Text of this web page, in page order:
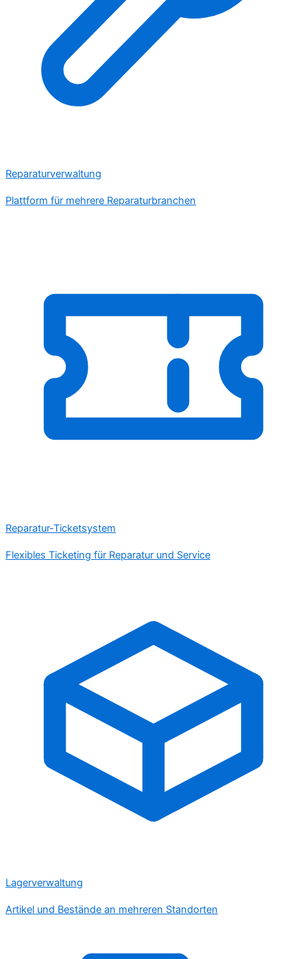
Reparaturverwaltung
Plattform für mehrere Reparaturbranchen
Reparatur-Ticketsystem
Flexibles Ticketing für Reparatur und Service
Lagerverwaltung
Artikel und Bestände an mehreren Standorten